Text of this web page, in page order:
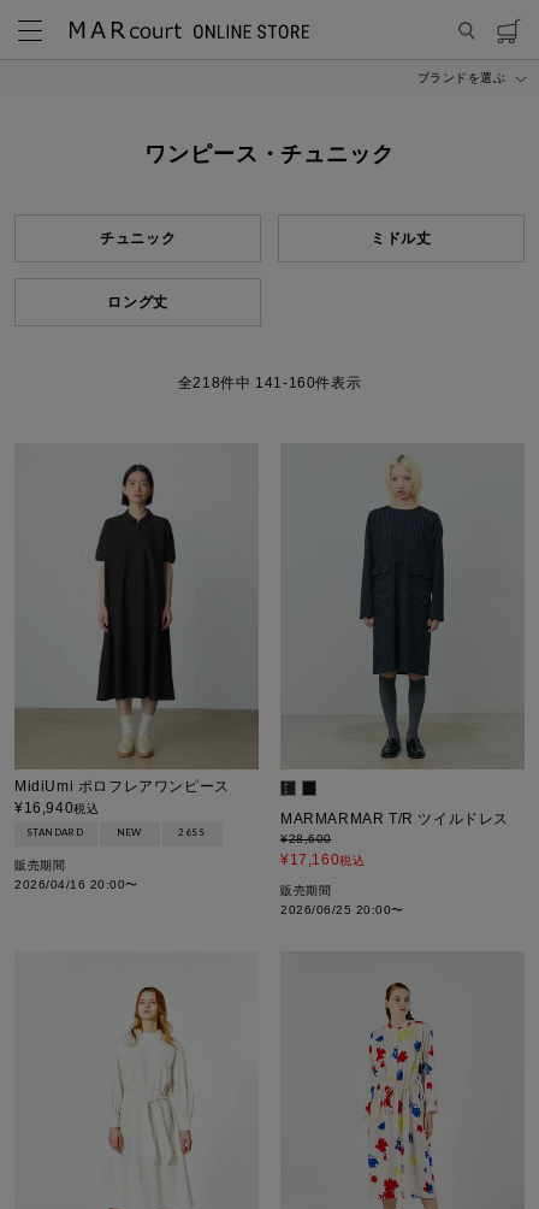
ブランドを選ぶ
ワンピース・チュニック
チュニック ミドル丈
ロング丈
218件中 141-160件表示
MidiUmi ポロフレアワンピース
¥16,940税込
STANDARD NEW 26SS
販売期間
2026/04/16 20:00〜
MARMARMAR T/R ツイルドレス
¥28,600
¥17,160税込
販売期間
2026/06/25 20:00〜